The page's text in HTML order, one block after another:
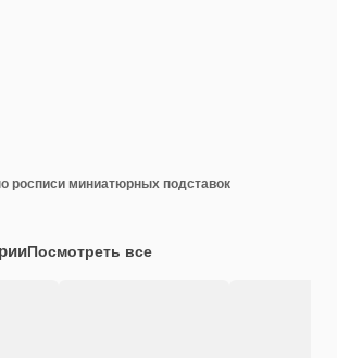
росписи миниатюрных подставок
Посмотреть все